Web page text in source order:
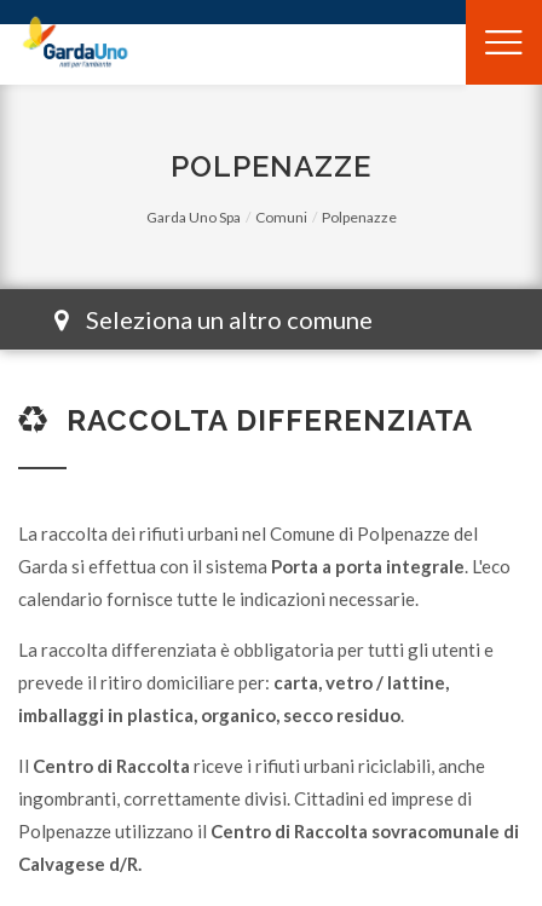
Gardauno
Spa
POLPENAZZE
Garda Uno Spa Comuni Polpenazze
Seleziona un altro comune
RACCOLTA DIFFERENZIATA
La raccolta dei rifiuti urbani nel Comune di Polpenazze del
Garda si effettua con il sistema Porta a porta integrale. L'eco
calendario fornisce tutte le indicazioni necessarie.
La raccolta differenziata è obbligatoria per tutti gli utenti e
prevede il ritiro domiciliare per: carta, vetro / lattine,
imballaggi in plastica, organico, secco residuo.
Il Centro di Raccolta riceve i rifiuti urbani riciclabili, anche
ingombranti, correttamente divisi.Cittadini ed imprese di
Polpenazze utilizzano il Centro di Raccolta sovracomunale di
Calvagese d/R.